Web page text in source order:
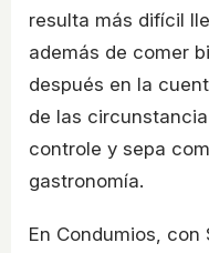
resulta más difícil
además de comer
después en la
de las
controle y sepa
gastronomía.
En Condumios,